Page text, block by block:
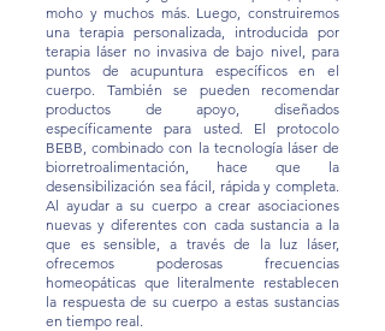
moho y muchos más. Luego, construiremos
una terapia personalizada, introducida por
terapia láser no invasiva de bajo nivel, para
puntos de acupuntura específicos en el
cuerpo. También se pueden recomendar
productos de apoyo, diseñados
específicamente para usted. El protocolo
BEBB, combinado con la tecnología láser de
biorretroalimentación, hace que la
desensibilización sea fácil, rápida y completa.
Al ayudar a su cuerpo a crear asociaciones
nuevas y diferentes con cada sustancia a la
que es sensible, a través de la luz láser,
ofrecemos poderosas frecuencias
homeopáticas que literalmente restablecen
la respuesta de su cuerpo a estas sustancias
en tiempo real.